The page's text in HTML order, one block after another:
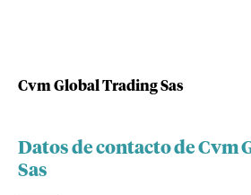
Cvm Global Trading Sas
Datos de contacto de Cvm
Sas